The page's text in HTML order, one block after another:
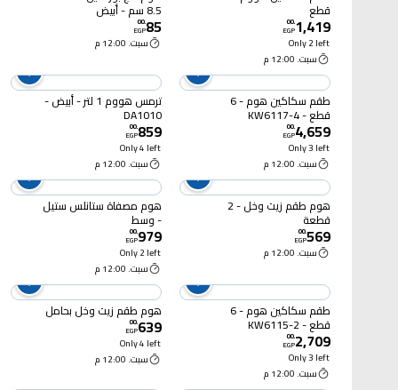
قطع
1,419
.
00
EGP
Only 2 left
سبت. 12:00 م
8.5 سم - أبيض
85
.
00
EGP
سبت. 12:00 م
طقم سكاكين هوم - 6
قطع - 4-KW6117
4,659
.
00
EGP
Only 3 left
سبت. 12:00 م
ترمس هووم 1 لتر - أبيض -
DA1010
859
.
00
EGP
Only 4 left
سبت. 12:00 م
هوم طقم زيت وخل - 2
قطعة
569
.
00
EGP
سبت. 12:00 م
هوم مصفاة ستانلس ستيل
- وسط
979
.
00
EGP
Only 2 left
سبت. 12:00 م
طقم سكاكين هوم - 6
قطع - 2-KW6115
2,709
.
00
EGP
Only 3 left
سبت. 12:00 م
هوم طقم زيت وخل بحامل
639
.
00
EGP
Only 4 left
سبت. 12:00 م